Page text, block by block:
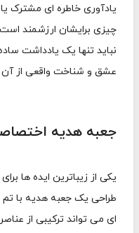
یادآوری خاطره ای مشترک
چیزی برایشان ارزشمند
نباید تنها یک یادداشت ساده
عشق و شناخت واقعی از آن
جعبه هدیه
یکی از زیباترین ایده ها
طراحی یک جعبه هدیه با
ای می تواند ترکیبی از